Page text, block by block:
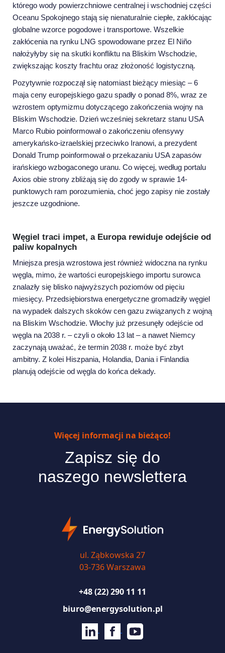
którego wody powierzchniowe centralnej i wschodniej części
Oceanu Spokojnego stają się nienaturalnie ciepłe, zakłócając
globalne wzorce pogodowe i transportowe. Wszelkie
zakłócenia na rynku LNG spowodowane przez El Niño
nałożyłyby się na skutki konfliktu na Bliskim Wschodzie,
zwiększając koszty frachtu oraz złożoność logistyczną.
Pozytywnie rozpoczął się natomiast bieżący miesiąc – 6
maja ceny europejskiego gazu spadły o ponad 8%, wraz ze
wzrostem optymizmu dotyczącego zakończenia wojny na
Bliskim Wschodzie. Dzień wcześniej sekretarz stanu USA
Marco Rubio poinformował o zakończeniu ofensywy
amerykańsko-izraelskiej przeciwko Iranowi, a prezydent
Donald Trump poinformował o przekazaniu USA zapasów
irańskiego wzbogaconego uranu. Co więcej, według portalu
Axios obie strony zbliżają się do zgody w sprawie 14-
punktowych ram porozumienia, choć jego zapisy nie zostały
jeszcze uzgodnione.
Węgiel traci impet, a Europa rewiduje odejście od
paliw kopalnych
Mniejsza presja wzrostowa jest również widoczna na rynku
węgla, mimo, że wartości europejskiego importu surowca
znalazły się blisko najwyższych poziomów od pięciu
miesięcy. Przedsiębiorstwa energetyczne gromadziły węgiel
na wypadek dalszych skoków cen gazu związanych z wojną
na Bliskim Wschodzie. Włochy już przesunęły odejście od
węgla na 2038 r. – czyli o około 13 lat – a nawet Niemcy
zaczynają uważać, że termin 2038 r. może być zbyt
ambitny. Z kolei Hiszpania, Holandia, Dania i Finlandia
planują odejście od węgla do końca dekady.
Więcej informacji na bieżąco!
Zapisz się do
naszego newslettera
ul. Ząbkowska 27
03-736 Warszawa
+48 (22) 290 11 11
biuro@energysolution.pl